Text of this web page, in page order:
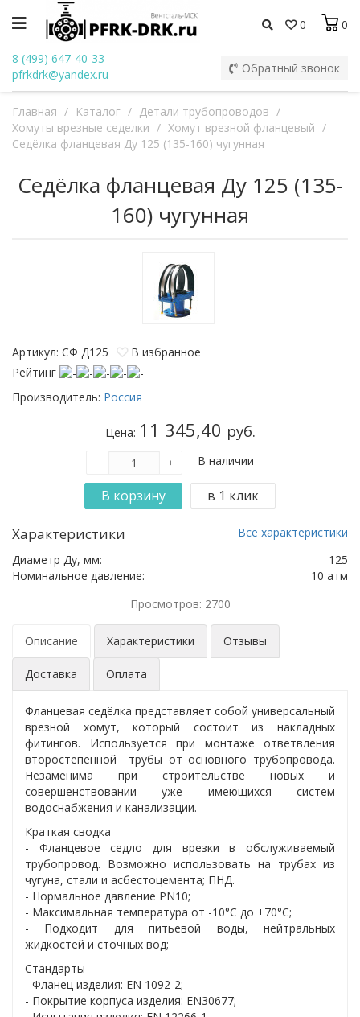
0 0
8 (499) 647-40-33
pfrkdrk@yandex.ru
Обратный звонок
Главная / Каталог / Детали трубопроводов /
Хомуты врезные седелки / Хомут врезной фланцевый /
Седёлка фланцевая Ду 125 (135-160) чугунная
Седёлка фланцевая Ду 125 (135-
160) чугунная
Артикул: СФ Д125
В избранное
Рейтинг
Производитель: Россия
Цена: 11 345,40 руб.
В наличии
Характеристики
Все характеристики
Диаметр Ду, мм:
125
Номинальное давление:
10 атм
Просмотров: 2700
Описание Характеристики Отзывы
Доставка Оплата
Фланцевая седёлка представляет собой универсальный
врезной хомут, который состоит из накладных
фитингов. Используется при монтаже ответвления
второстепенной трубы от основного трубопровода.
Незаменима при строительстве новых и
совершенствовании уже имеющихся систем
водоснабжения и канализации.
Краткая сводка
- Фланцевое седло для врезки в обслуживаемый
трубопровод. Возможно использовать на трубах из
чугуна, стали и асбестоцемента; ПНД.
- Нормальное давление PN10;
- Максимальная температура от -10°C до +70°C;
- Подходит для питьевой воды, нейтральных
жидкостей и сточных вод;
Стандарты
- Фланец изделия: EN 1092-2;
- Покрытие корпуса изделия: EN30677;